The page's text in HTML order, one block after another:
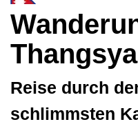
Reise durch
schlimmsten